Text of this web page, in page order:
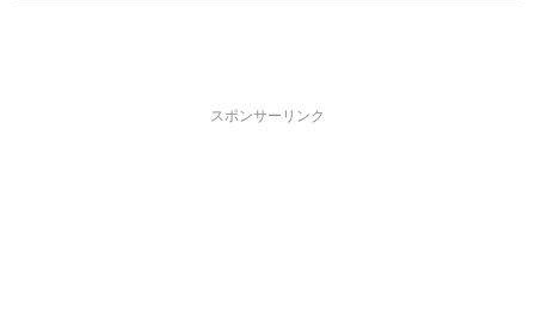
スポンサーリンク